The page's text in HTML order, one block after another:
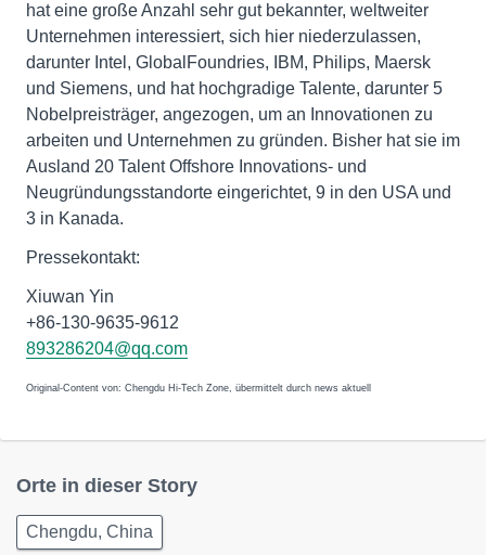
hat eine große Anzahl sehr gut bekannter, weltweiter
Unternehmen interessiert, sich hier niederzulassen,
darunter Intel, GlobalFoundries, IBM, Philips, Maersk
und Siemens, und hat hochgradige Talente, darunter 5
Nobelpreisträger, angezogen, um an Innovationen zu
arbeiten und Unternehmen zu gründen. Bisher hat sie im
Ausland 20 Talent Offshore Innovations- und
Neugründungsstandorte eingerichtet, 9 in den USA und
3 in Kanada.
Pressekontakt:
Xiuwan Yin
+86-130-9635-9612
893286204@qq.com
Original-Content von: Chengdu Hi-Tech Zone, übermittelt durch news aktuell
Orte in dieser Story
Chengdu, China